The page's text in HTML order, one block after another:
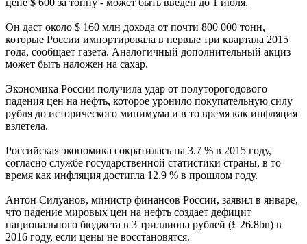
цене $ 600 за тонну - может быть введен до 1 июля.
Он даст около $ 160 млн дохода от почти 800 000 тонн,
которые России импортировала в первые три квартала 2015
года, сообщает газета. Аналогичный дополнительный акциз
может быть наложен на сахар.
Экономика России получила удар от полуторогодового
падения цен на нефть, которое уронило покупательную силу
рубля до исторического минимума и в то время как инфляция
взлетела.
Российская экономика сократилась на 3.7 % в 2015 году,
согласно службе государственной статистики страны, в то
время как инфляция достигла 12.9 % в прошлом году.
Антон Силуанов, министр финансов России, заявил в январе,
что падение мировых цен на нефть создает дефицит
национального бюджета в 3 триллиона рублей (£ 26.8bn) в
2016 году, если цены не восстановятся.